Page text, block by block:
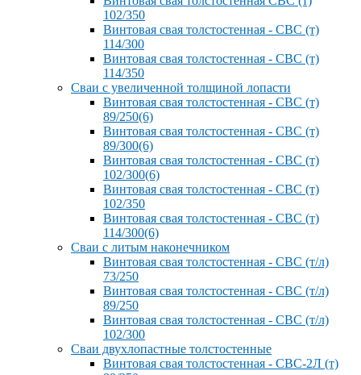
102/350
Винтовая свая толстостенная - СВС (т)
114/300
Винтовая свая толстостенная - СВС (т)
114/350
Сваи с увеличенной толщиной лопасти
Винтовая свая толстостенная - СВС (т)
89/250(6)
Винтовая свая толстостенная - СВС (т)
89/300(6)
Винтовая свая толстостенная - СВС (т)
102/300(6)
Винтовая свая толстостенная - СВС (т)
102/350
Винтовая свая толстостенная - СВС (т)
114/300(6)
Сваи с литым наконечником
Винтовая свая толстостенная - СВС (т/л)
73/250
Винтовая свая толстостенная - СВС (т/л)
89/250
Винтовая свая толстостенная - СВС (т/л)
102/300
Сваи двухлопастные толстостенные
Винтовая свая толстостенная - СВС-2Л (т)